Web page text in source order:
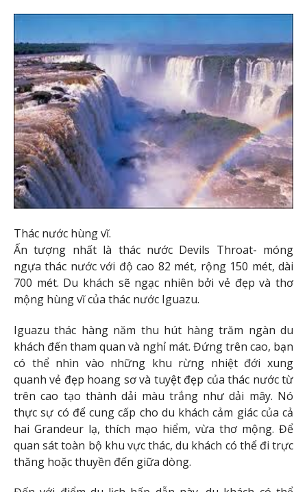
Thác nước hùng vĩ.
Ấn tượng nhất là thác nước Devils Throat- móng
ngựa thác nước với độ cao 82 mét, rộng 150 mét, dài
700 mét. Du khách sẽ ngạc nhiên bởi vẻ đẹp và thơ
mộng hùng vĩ của thác nước Iguazu.
Iguazu thác hàng năm thu hút hàng trăm ngàn du
khách đến tham quan và nghỉ mát. Đứng trên cao, bạn
có thể nhìn vào những khu rừng nhiệt đới xung
quanh vẻ đẹp hoang sơ và tuyệt đẹp của thác nước từ
trên cao tạo thành dải màu trắng như dải mây. Nó
thực sự có để cung cấp cho du khách cảm giác của cả
hai Grandeur lạ, thích mạo hiểm, vừa thơ mộng. Để
quan sát toàn bộ khu vực thác, du khách có thể đi trực
thăng hoặc thuyền đến giữa dòng.